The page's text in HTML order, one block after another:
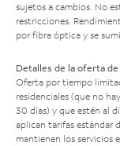
sujetos a cambios. No
restricciones.
por fibra óptica y se
Detalles de la oferta
Oferta por tiempo
residenciales (que no
30 días) y que estén al
aplican tarifas estándar
mantienen los servicios